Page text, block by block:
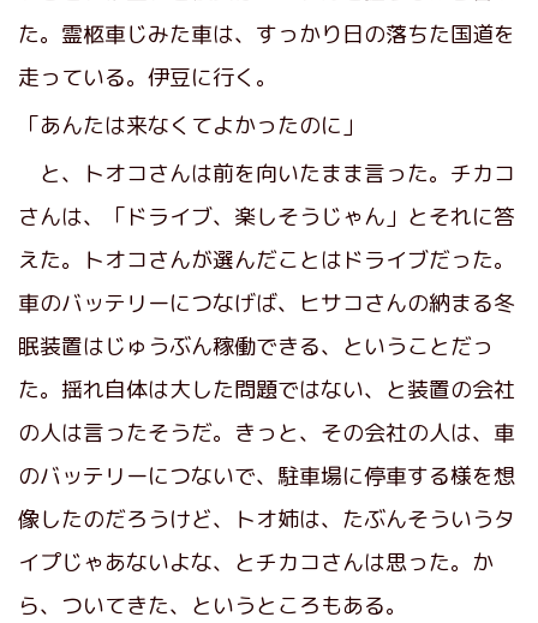
た。霊柩車じみた車は、すっかり日の落ちた国道を
走っている。伊豆に行く。
「あんたは来なくてよかったのに」
と、トオコさんは前を向いたまま言った。チカコ
さんは、「ドライブ、楽しそうじゃん」とそれに答
えた。トオコさんが選んだことはドライブだった。
車のバッテリーにつなげば、ヒサコさんの納まる冬
眠装置はじゅうぶん稼働できる、ということだっ
た。揺れ自体は大した問題ではない、と装置の会社
の人は言ったそうだ。きっと、その会社の人は、車
のバッテリーにつないで、駐車場に停車する様を想
像したのだろうけど、トオ姉は、たぶんそういうタ
イプじゃあないよな、とチカコさんは思った。か
ら、ついてきた、というところもある。